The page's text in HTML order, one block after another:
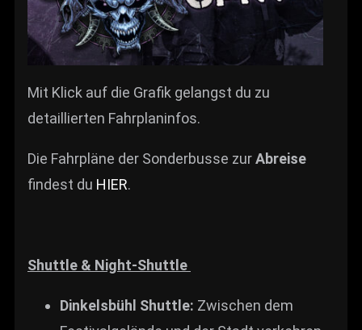
Mit Klick auf die Grafik gelangst du zu
detaillierten Fahrplaninfos.
Die Fahrpläne der Sonderbusse zurAbreise
findest du HIER.
Shuttle & Night-Shuttle
Dinkelsbühl Shuttle: Zwischen dem